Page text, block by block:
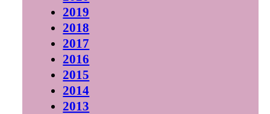
2019
2018
2017
2016
2015
2014
2013